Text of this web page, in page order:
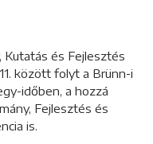
Kutatás és Fejlesztés
között folyt a Brünn-i
időben, a hozzá
Fejlesztés és
is.